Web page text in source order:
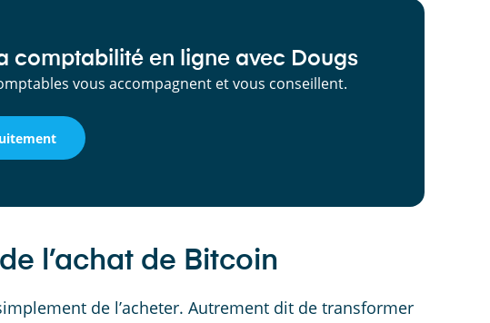
comptabilité en ligne avec Dougs
vous accompagnent et vous conseillent.
l’achat de Bitcoin
de l’acheter. Autrement dit de transformer